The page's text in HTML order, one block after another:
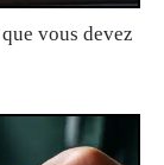
vous devez